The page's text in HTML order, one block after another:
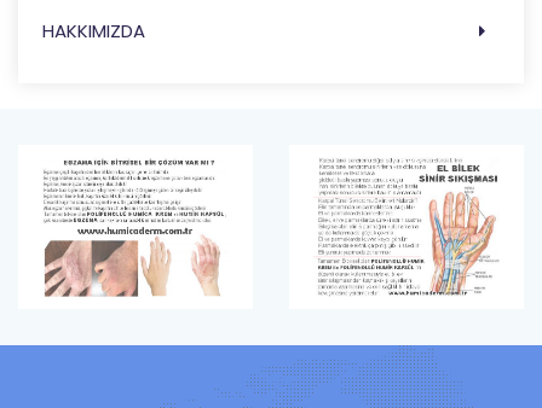
HAKKIMIZDA